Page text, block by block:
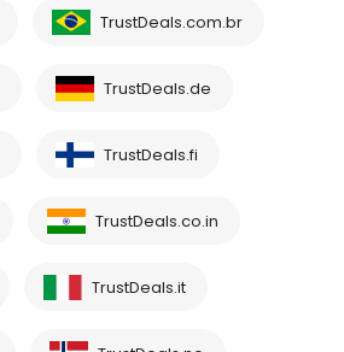
TrustDeals.com.br
TrustDeals.de
TrustDeals.fi
TrustDeals.co.in
TrustDeals.it